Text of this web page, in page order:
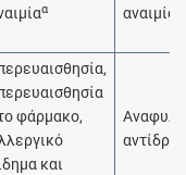
α
αναιμία
φάρμακο,
και